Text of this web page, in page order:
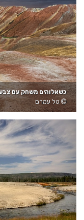
כשאלוהים משחק עם
טל עמרם